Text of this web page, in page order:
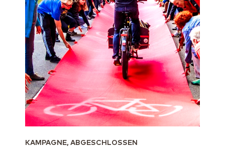
KAMPAGNE, ABGESCHLOSSEN